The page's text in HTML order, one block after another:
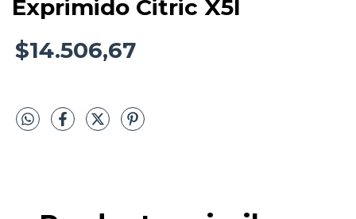
Exprimido Citric X5l
$14.506,67